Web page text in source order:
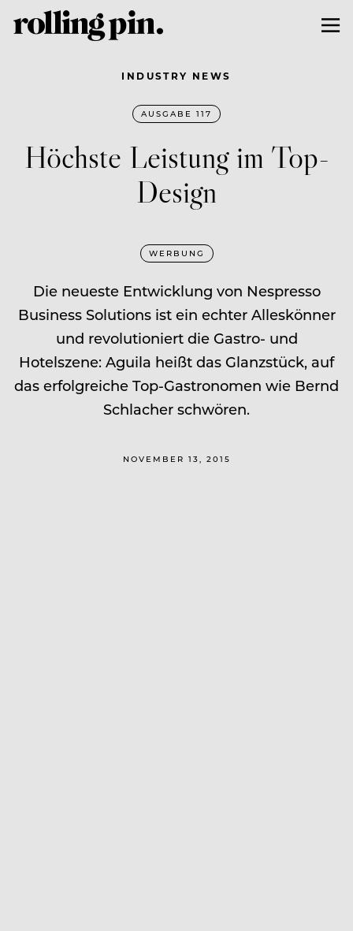
INDUSTRY NEWS
AUSGABE 117
Höchste Leistung im Top-
Design
WERBUNG
Die neueste Entwicklung von Nespresso
Business Solutions ist ein echter Alleskönner
und revolutioniert die Gastro- und
Hotelszene: Aguila heißt das Glanzstück, auf
das erfolgreiche Top-Gastronomen wie Bernd
Schlacher schwören.
NOVEMBER 13, 2015